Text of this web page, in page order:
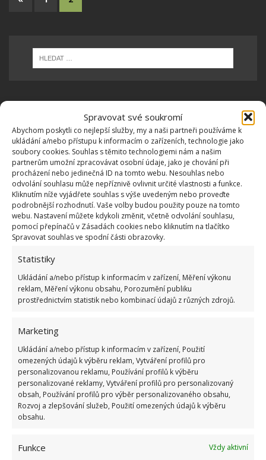
Spravovat své soukromí
Abychom poskytli co nejlepší služby, my a naši partneři používáme k
ukládání a/nebo přístupu k informacím o zařízeních, technologie jako
soubory cookies. Souhlas s těmito technologiemi nám a našim
partnerům umožní zpracovávat osobní údaje, jako je chování při
procházení nebo jedinečná ID na tomto webu. Nesouhlas nebo
odvolání souhlasu může nepříznivě ovlivnit určité vlastnosti a funkce.
Kliknutím níže vyjádřete souhlas s výše uvedeným nebo proveďte
podrobnější rozhodnutí. Vaše volby budou použity pouze na tomto
webu. Nastavení můžete kdykoli změnit, včetně odvolání souhlasu,
pomocí přepínačů v Zásadách cookies nebo kliknutím na tlačítko
Spravovat souhlas ve spodní části obrazovky.
Statistiky
Ukládání a/nebo přístup k informacím v zařízení, Měření výkonu
reklam, Měření výkonu obsahu, Porozumění publiku
prostřednictvím statistik nebo kombinací údajů z různých zdrojů.
Marketing
Ukládání a/nebo přístup k informacím v zařízení, Použití
omezených údajů k výběru reklam, Vytváření profilů pro
personalizovanou reklamu, Používání profilů k výběru
personalizované reklamy, Vytváření profilů pro personalizovaný
obsah, Používání profilů pro výběr personalizovaného obsahu,
Rozvoj a zlepšování služeb, Použití omezených údajů k výběru
obsahu.
Funkce
Vždy aktivní
OBLÍBENÉ ČLÁNKY
Pokuta až 10 000 Kč hrozí za nesprávné sekání i
nesekání trávy. Záleží i na prostředku a lokaci
1.6.2026
Kvíz na téma pionýrské tábory za socialismu:
Kdo je zažil, bez problému získá 12 ze 12 bodů
12.5.2026
komunismu: 10 retro otázek ukáže, kdo má
dobrý přehled
23.6.2026
socialismu: Tehdejší řidiči musí získat 10 z 10
bodů
6.5.2026
ŽHAVÉ NOVINKY